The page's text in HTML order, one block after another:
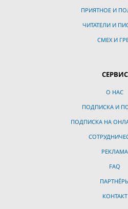
ПРИЯТНОЕ И
ЧИТАТЕЛИ И
СМЕХ И
СЕРВИС
О НАС
ПОДПИСКА И
ПОДПИСКА НА
РЕКЛАМА
FAQ
КОНТАКТ